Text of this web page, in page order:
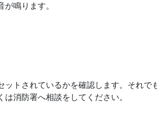
鳴ります。
トされているかを確認します。それで
消防署へ相談をしてください。